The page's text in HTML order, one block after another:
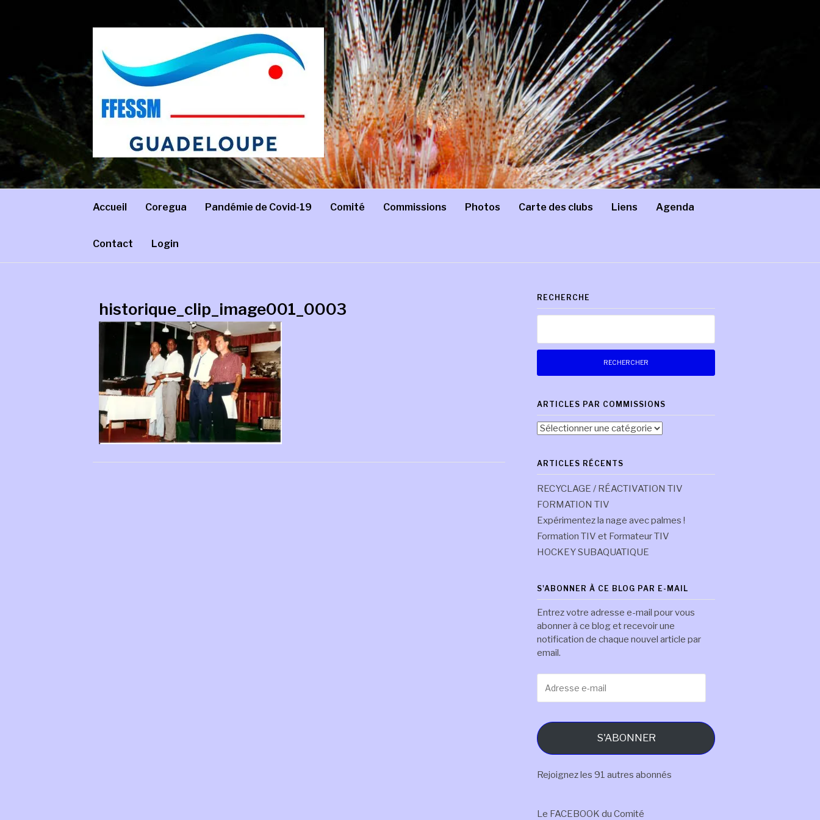
COREGUA
Comité régional de Guadeloupe – FFESSM
Accueil Coregua Pandémie de Covid-19 Comité Commissions Photos Carte des clubs Liens Agenda
Contact Login
historique_clip_image001_0003
RECHERCHE
ARTICLES PAR COMMISSIONS
Articles
ARTICLES RÉCENTS
RECYCLAGE / RÉACTIVATION TIV
FORMATION TIV
Expérimentez la nage avec palmes !
Formation TIV et Formateur TIV
HOCKEY SUBAQUATIQUE
S'ABONNER À CE BLOG PAR E-MAIL
Entrez votre adresse e-mail pour vous
abonner à ce blog et recevoir une
notification de chaque nouvel article par
email.
e-
S'ABONNER
Rejoignez les 91 autres abonnés
Le FACEBOOK du Comité